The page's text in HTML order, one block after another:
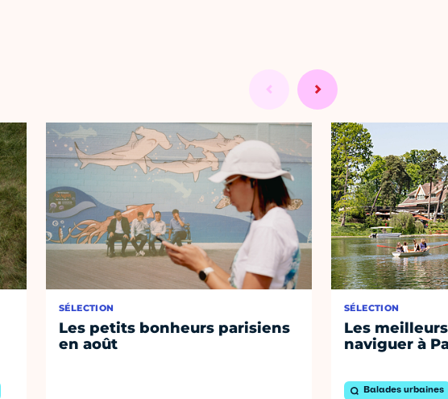
SÉLECTION
Les petits bonheurs parisiens
en août
SÉLECTION
Les
naviguer à
Balades urbaines